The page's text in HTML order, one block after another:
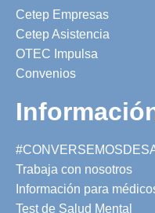
Cetep Empresas
Cetep Asistencia
OTEC Impulsa
Convenios
Trabaja con nosotros
Información para
Test de Salud Mental